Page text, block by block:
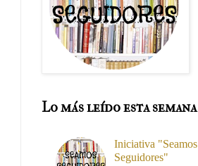
Lo más leído esta semana
Iniciativa "Seamos
Seguidores"